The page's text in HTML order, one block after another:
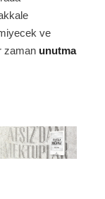
ve
zaman unutma